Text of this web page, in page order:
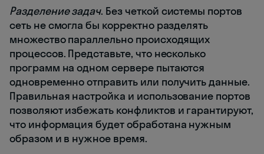
Разделение задач. Без четкой системы портов
сеть не смогла бы корректно разделять
множество параллельно происходящих
процессов. Представьте, что несколько
программ на одном сервере пытаются
одновременно отправить или получить данные.
Правильная настройка и использование портов
позволяют избежать конфликтов и гарантируют,
что информация будет обработана нужным
образом и в нужное время.